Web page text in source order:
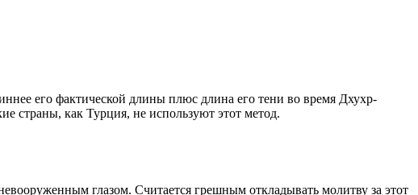
его фактической длины плюс длина его тени во время Дхухр-
страны, как Турция, не используют этот метод.
глазом. Считается грешным откладывать молитву за этот